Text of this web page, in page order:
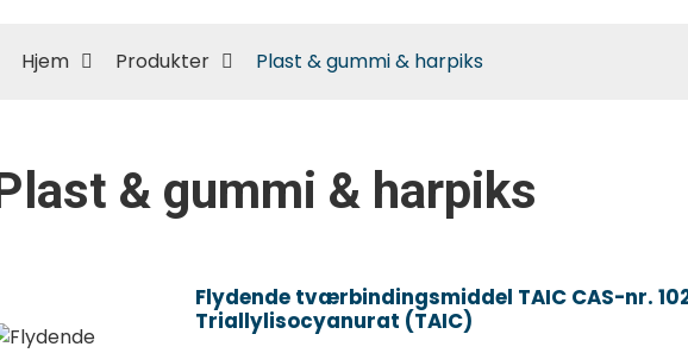
Hjem Produkter Plast & gummi & harpiks
& gummi & harpiks
Flydende tværbindingsmiddel TAIC CAS-nr.
Triallylisocyanurat (TAIC)